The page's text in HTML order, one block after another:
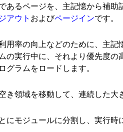
あるページを、主記憶から補助
アウト およびページインです。
用率の向上などのために、主記
の実行中に、それより優先度
グラムをロードします。
き領域を移動して、連続した大
にモジュールに分割し、実行時